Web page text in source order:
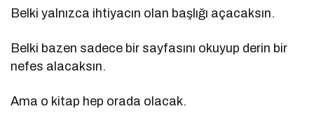
Belki yalnızca ihtiyacın olan başlığı açacaksın.
Belki bazen sadece bir sayfasını okuyup derin bir
nefes alacaksın.
Ama o kitap hep orada olacak.